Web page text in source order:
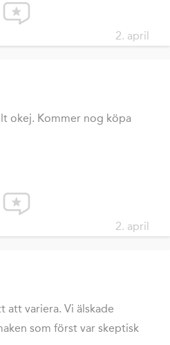
2. april
okej. Kommer nog köpa
2. april
att variera. Vi älskade
som först var skeptisk